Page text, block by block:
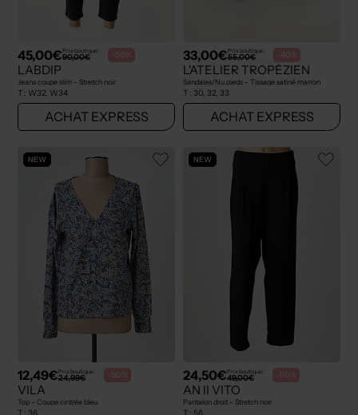
45,00€Prix boutique :
90,00€ -50%
LABDIP
Jeans coupe slim - Stretch noir
T : W32, W34
ACHAT EXPRESS
33,00€Prix boutique :
55,00€ -40%
L'ATELIER TROPÉZIEN
Sandales/Nu pieds - Tissage satiné marron
T : 30, 32, 33
ACHAT EXPRESS
NEW
12,49€Prix boutique :
24,99€ -50%
VILA
Top - Coupe cintrée bleu
NEW
24,50€Prix boutique :
49,00€ -50%
AN II VITO
Pantalon droit - Stretch noir